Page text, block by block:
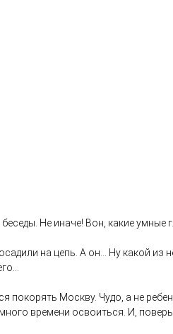
Не иначе! Вон, какие умные
на цепь. А он... Ну какой из
Москву. Чудо, а не
времени освоиться. И,